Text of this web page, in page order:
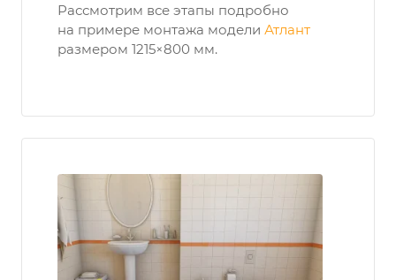
Рассмотрим все этапы подробно
на примере монтажа модели Атлант
размером 1215×800 мм.